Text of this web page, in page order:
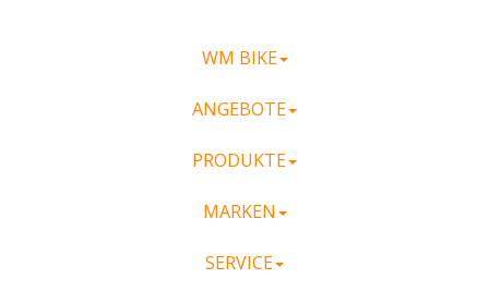
WM BIKE
ANGEBOTE
PRODUKTE
MARKEN
SERVICE